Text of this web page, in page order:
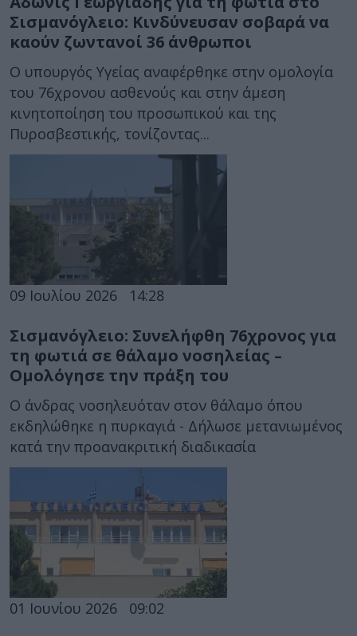
Σισμανόγλειο: Κινδύνευσαν σοβαρά να
καούν ζωντανοί 36 άνθρωποι
Ο υπουργός Υγείας αναφέρθηκε στην ομολογία
του 76χρονου ασθενούς και στην άμεση
κινητοποίηση του προσωπικού και της
Πυροσβεστικής, τονίζοντας...
09 Ιουλίου 2026 14:28
Σισμανόγλειο: Συνελήφθη 76χρονος για
τη φωτιά σε θάλαμο νοσηλείας –
Ομολόγησε την πράξη του
Ο άνδρας νοσηλευόταν στον θάλαμο όπου
εκδηλώθηκε η πυρκαγιά - Δήλωσε μετανιωμένος
κατά την προανακριτική διαδικασία
01 Ιουνίου 2026 09:02